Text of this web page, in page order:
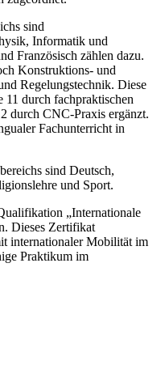
sind
Informatik und
Französisch zählen dazu.
Konstruktions- und
Regelungstechnik. Diese
durch fachpraktischen
durch CNC-Praxis ergänzt.
Fachunterricht in
sind Deutsch,
und Sport.
„Internationale
Dieses Zertifikat
internationaler Mobilität im
Praktikum im